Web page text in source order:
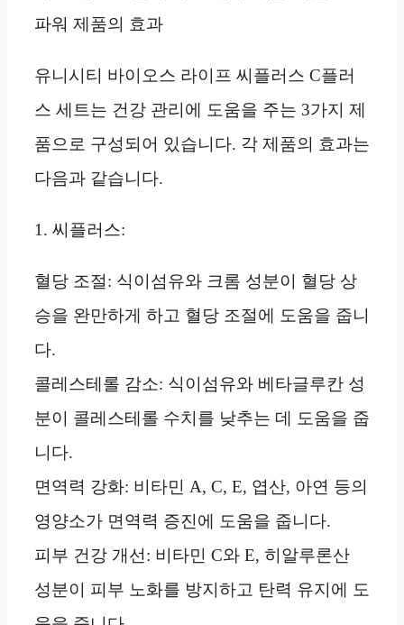
파워 제품의 효과
유니시티 바이오스 라이프 씨플러스 C플러
스 세트는 건강 관리에 도움을 주는 3가지 제
품으로 구성되어 있습니다. 각 제품의 효과는
다음과 같습니다.
1. 씨플러스:
혈당 조절: 식이섬유와 크롬 성분이 혈당 상
승을 완만하게 하고 혈당 조절에 도움을 줍니
다.
콜레스테롤 감소: 식이섬유와 베타글루칸 성
분이 콜레스테롤 수치를 낮추는 데 도움을 줍
니다.
면역력 강화: 비타민 A, C, E, 엽산, 아연 등의
영양소가 면역력 증진에 도움을 줍니다.
피부 건강 개선: 비타민 C와 E, 히알루론산
성분이 피부 노화를 방지하고 탄력 유지에 도